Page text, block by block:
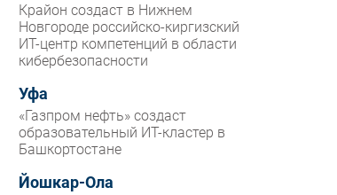
Крайон создаст в Нижнем
Новгороде российско-киргизский
ИТ-центр компетенций в области
кибербезопасности
Уфа
«Газпром нефть» создаст
образовательный ИТ-кластер в
Башкортостане
Йошкар-Ола